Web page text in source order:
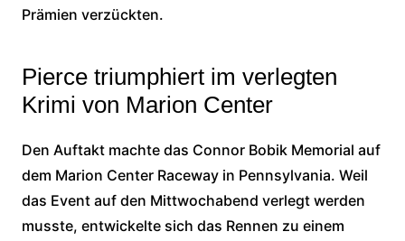
Prämien verzückten.
Pierce triumphiert im verlegten
Krimi von Marion Center
Den Auftakt machte das Connor Bobik Memorial auf
dem Marion Center Raceway in Pennsylvania. Weil
das Event auf den Mittwochabend verlegt werden
musste, entwickelte sich das Rennen zu einem